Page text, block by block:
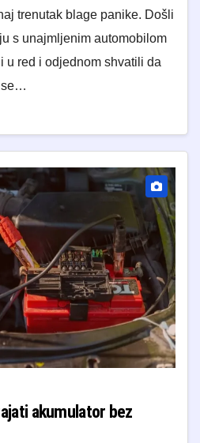
trenutak blage panike. Došli
s unajmljenim automobilom
u red i odjednom shvatili da
se…
akumulator bez